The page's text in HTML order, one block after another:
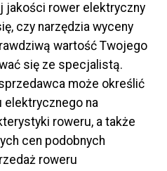
jakości rower elektryczny
czy narzędzia wyceny
wartość Twojego
się ze specjalistą.
może określić
elektrycznego na
roweru, a także
cen podobnych
roweru